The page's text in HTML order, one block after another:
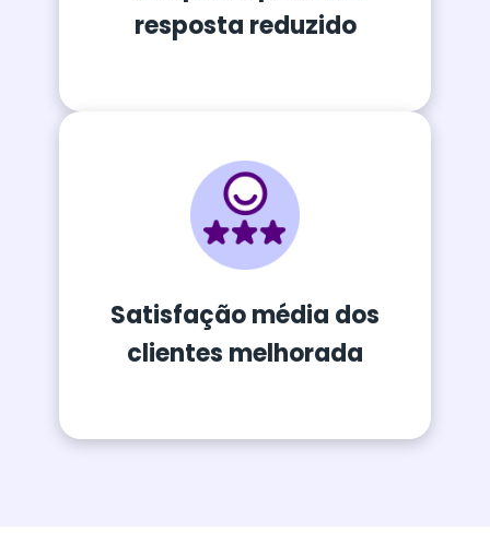
resposta reduzido
Satisfação média dos
clientes melhorada